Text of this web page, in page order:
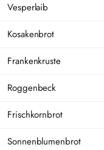
Vesperlaib
Kosakenbrot
Frankenkruste
Roggenbeck
Frischkornbrot
Sonnenblumenbrot